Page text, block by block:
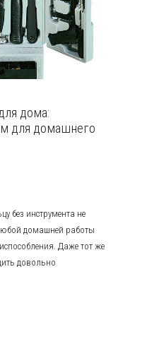
дома:
для домашнего
без инструмента не
домашней работы
Даже тот же
довольно